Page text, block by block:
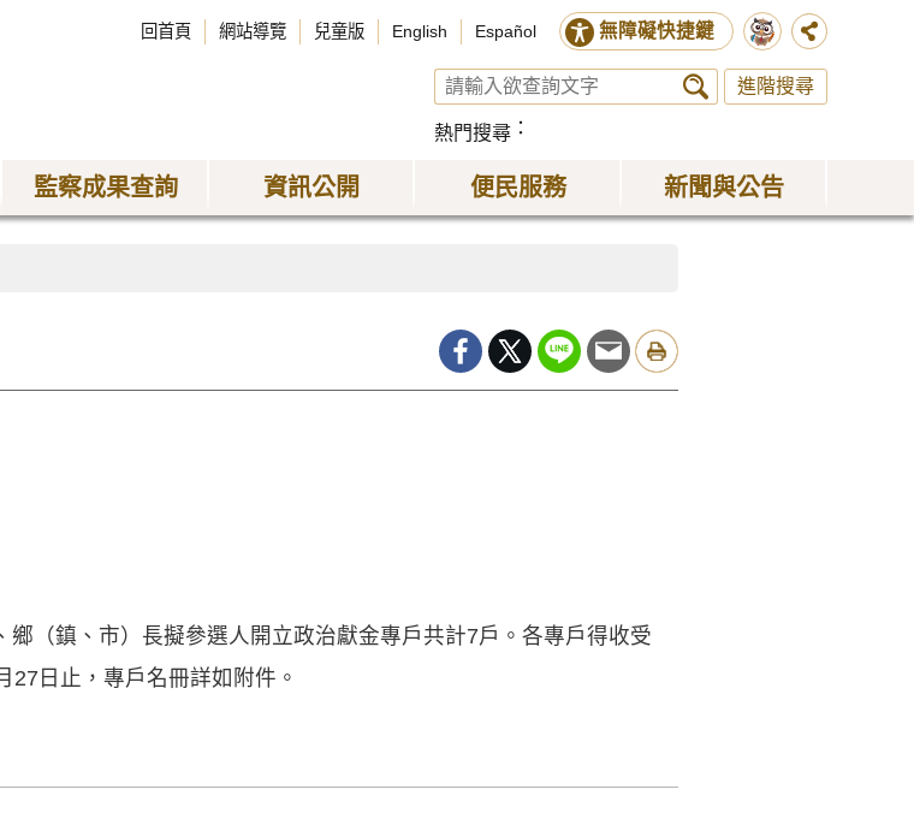
回首頁 網站導覽 兒童版 English Español 無障礙快捷鍵
進階搜尋
熱門搜尋
監察成果查詢 資訊公開 便民服務 新聞與公告
（鎮、市）長擬參選人開立政治獻金專戶共計7戶。各專戶得收受
日止，專戶名冊詳如附件。